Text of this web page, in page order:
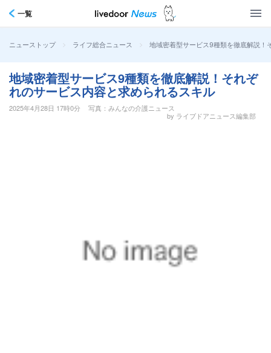
一覧
ニューストップ > ライフ総合ニュース > 地域密着型サービス9種類を徹底解説！
地域密着型サービス9種類を徹底解説！それぞ
れのサービス内容と求められるスキル
2025年4月28日 17時0分
写真：みんなの介護ニュース
by ライブドアニュース編集部